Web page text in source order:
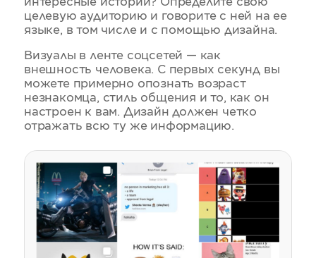
целевую аудиторию и говорите с ней на ее
языке, в том числе и с помощью дизайна.
Визуалы в ленте соцсетей — как
внешность человека. С первых секунд вы
можете примерно опознать возраст
незнакомца, стиль общения и то, как он
настроен к вам. Дизайн должен четко
отражать всю ту же информацию.